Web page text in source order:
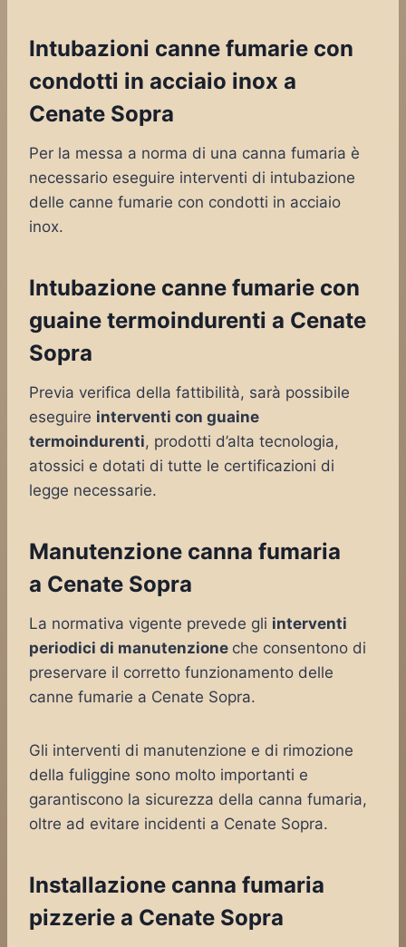
Intubazioni canne fumarie con
condotti in acciaio inox a
Cenate Sopra
Per la messa a norma di una canna fumaria è
necessario eseguire interventi di intubazione
delle canne fumarie con condotti in acciaio
inox.
Intubazione canne fumarie con
guaine termoindurenti a Cenate
Sopra
Previa verifica della fattibilità, sarà possibile
eseguire interventi con guaine
termoindurenti, prodotti d’alta tecnologia,
atossici e dotati di tutte le certificazioni di
legge necessarie.
Manutenzione canna fumaria
a Cenate Sopra
La normativa vigente prevede gli interventi
periodici di manutenzione che consentono di
preservare il corretto funzionamento delle
canne fumarie a Cenate Sopra.
Gli interventi di manutenzione e di rimozione
della fuliggine sono molto importanti e
garantiscono la sicurezza della canna fumaria,
oltre ad evitare incidenti a Cenate Sopra.
Installazione canna fumaria
pizzerie a Cenate Sopra